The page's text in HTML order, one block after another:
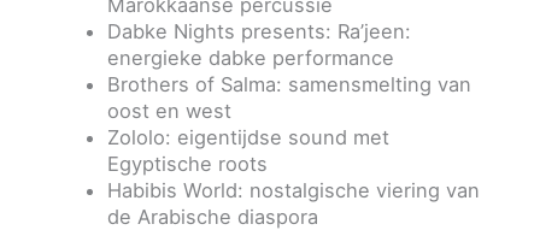
Dabke Nights presents: Ra’jeen:
energieke dabke performance
Brothers of Salma: samensmelting van
oost en west
Zololo: eigentijdse sound met
Egyptische roots
Habibis World: nostalgische viering van
de Arabische diaspora